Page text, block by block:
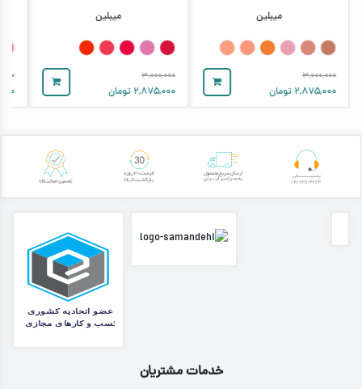
میبلین
۳,۰۰۰,۰۰۰
۲,۸۷۵,۰۰۰ تومان
میبلین
۳,۰۰۰,۰۰۰
۲,۸۷۵,۰۰۰ تومان
خدمات مشتریان